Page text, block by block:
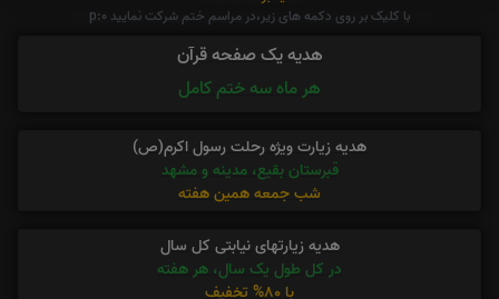
با کلیک بر روی دکمه های زیر،در مراسم ختم شرکت نمایید p:0
هدیه یک صفحه قرآن
هر ماه سه ختم کامل
هدیه زیارت ویژه رحلت رسول اکرم(ص)
قبرستان بقیع، مدینه و مشهد
شب جمعه همین هفته
هدیه زیارتهای نیابتی کل سال
در کل طول یک سال، هر هفته
با 80% تخفیف